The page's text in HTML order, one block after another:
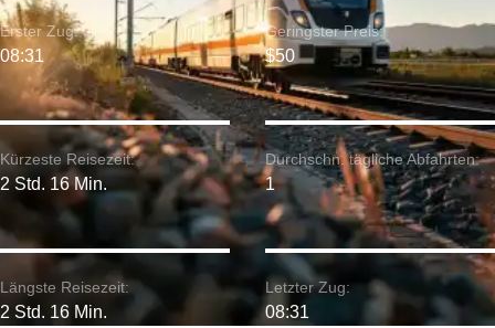
Kürzeste Reisezeit:
2 Std. 16 Min.
Erster Zug:
08:31
Längste Reisezeit:
2 Std. 16 Min.
Geringster Preis:
$50
Durchschn. tägliche Abfahrten:
1
Letzter Zug:
08:31